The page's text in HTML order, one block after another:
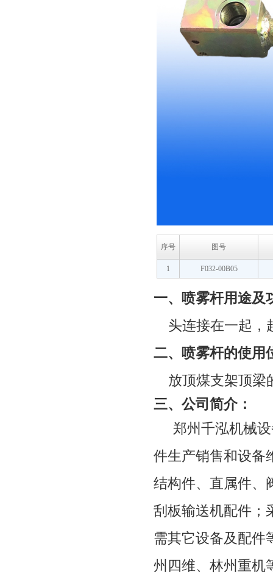
序号 图号
1 F032-00B05
一、喷雾杆用途及
头连接在一起，
二、喷雾杆的使用
放顶煤支架顶梁
三、 公司简介：
郑州千泓机械
件生产销售和设备
结构件、直属件、
刮板输送机配件；
需其它设备及配件
州四维、林州重机